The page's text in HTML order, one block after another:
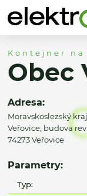
Kontejner
Obec
Adresa:
Moravskoslezský kraj
Veřovice, budova
74273 Veřovice
Parametry:
Typ: